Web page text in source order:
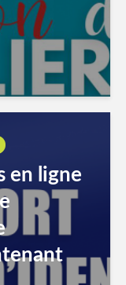
en ligne